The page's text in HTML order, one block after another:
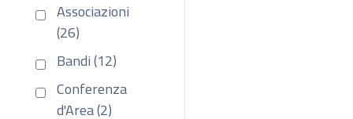
Associazioni
(26)
Bandi (12)
Conferenza
d'Area (2)